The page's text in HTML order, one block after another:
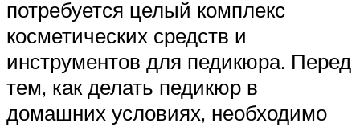
потребуется целый комплекс
косметических средств и
инструментов для педикюра. Перед
тем, как делать педикюр в
домашних условиях, необходимо